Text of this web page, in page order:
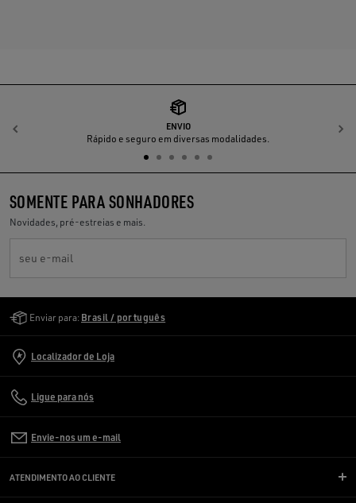
ENVIO
Rápido e seguro em diversas modalidades.
Anterior
SOMENTE PARA SONHADORES
Novidades, pré-estreias e mais.
seu e-mail
Enviar para: Brasil / português
Localizador de Loja
Ligue para nós
Envie-nos um e-mail
ATENDIMENTO AO CLIENTE